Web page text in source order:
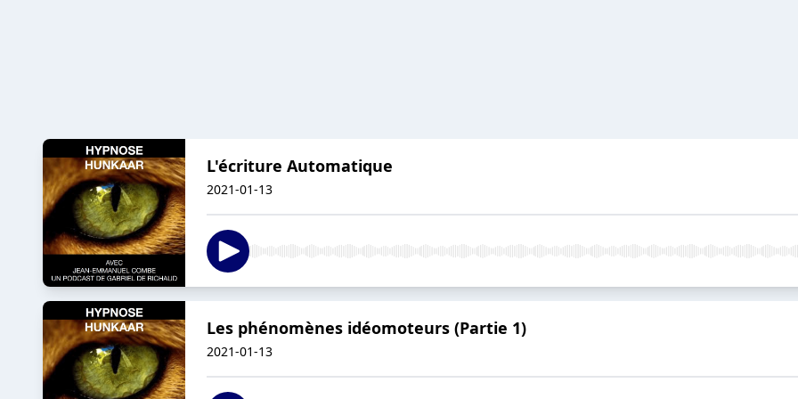
L'écriture Automatique
2021-01-13
Les phénomènes idéomoteurs (Partie 1)
2021-01-13